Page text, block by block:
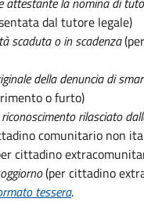
dal tutore legale)
scaduta o in scadenza
della denuncia di
o furto)
rilasciato
comunitario non
cittadino
(per cittadino
tessera.